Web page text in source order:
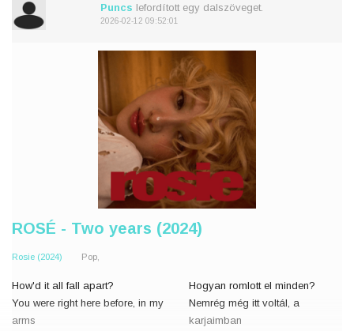
Feels so
Puncs lefordított egy dalszöveget.
2026-02-12 09:52:01
ROSÉ - Two years (2024)
Rosie (2024) Pop,
How'd it all fall apart?
You were right here before, in my
arms
Hogyan romlott el minden?
Nemrég még itt voltál, a
karjaimban